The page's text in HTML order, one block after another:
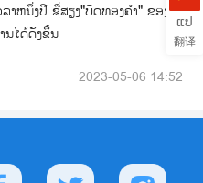
ລາຫນຶ່ງປີ ຊື່ສຽງ"ບັດທອງຄຳ" ຂອງບໍ່
ນໄດ້ດັງຂຶ້ນ
2023-05-06 14:52
ແປ
翻译